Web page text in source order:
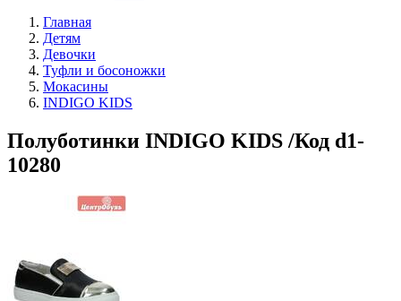
Главная
Детям
Девочки
Туфли и босоножки
Мокасины
INDIGO KIDS
Полуботинки INDIGO KIDS /Код d1-
10280